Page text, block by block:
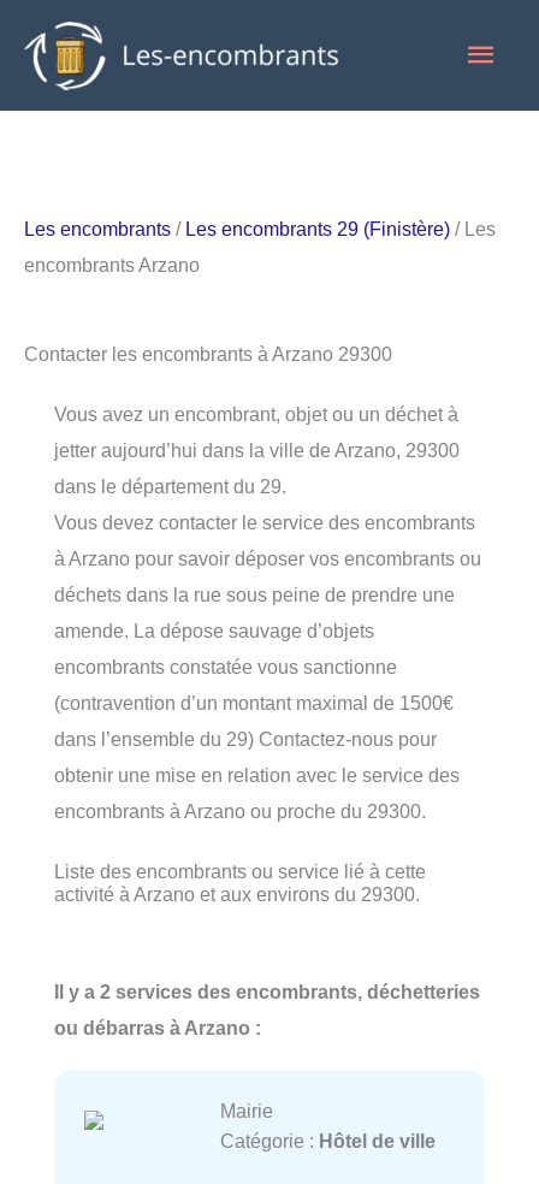
contenu
Les encombrants / Les encombrants 29 (Finistère) / Les
encombrants Arzano
Contacter les encombrants à Arzano 29300
Vous avez un encombrant, objet ou un déchet à
jetter aujourd’hui dans la ville de Arzano, 29300
dans le département du 29.
Vous devez contacter le service des encombrants
à Arzano pour savoir déposer vos encombrants ou
déchets dans la rue sous peine de prendre une
amende. La dépose sauvage d’objets
encombrants constatée vous sanctionne
(contravention d’un montant maximal de 1500€
dans l’ensemble du 29) Contactez-nous pour
obtenir une mise en relation avec le service des
encombrants à Arzano ou proche du 29300.
Liste des encombrants ou service lié à cette
activité à Arzano et aux environs du 29300.
Il y a 2 services des encombrants, déchetteries
ou débarras à Arzano :
Mairie
Catégorie : Hôtel de ville